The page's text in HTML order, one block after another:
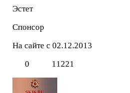
Эстет
Спонсор
На сайте с 02.12.2013
0
11221